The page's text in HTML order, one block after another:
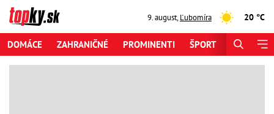
9. august,Ľubomíra 20 °C
DOMÁCE ZAHRANIČNÉ PROMINENTI ŠPORT